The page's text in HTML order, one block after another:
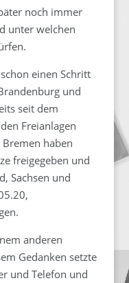
noch immer
unter welchen
einen Schritt
und
seit dem
Freianlagen
haben
freigegeben und
Sachsen und
anderen
Gedanken setzte
und Telefon und